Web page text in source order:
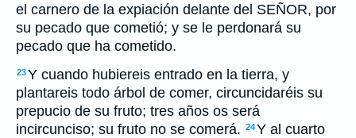
el carnero de la expiación delante del SEÑOR, por
su pecado que cometió; y se le perdonará su
pecado que ha cometido.
23Y cuando hubiereis entrado en la tierra, y
plantareis todo árbol de comer, circuncidaréis su
prepucio de su fruto; tres años os será
incircunciso; su fruto no se comerá. 24Y al cuarto